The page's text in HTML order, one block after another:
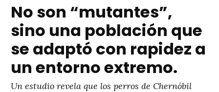
No son “mutantes”,
sino una población que
se adaptó con rapidez a
un entorno extremo.
Un estudio revela que los perros de Chernóbil